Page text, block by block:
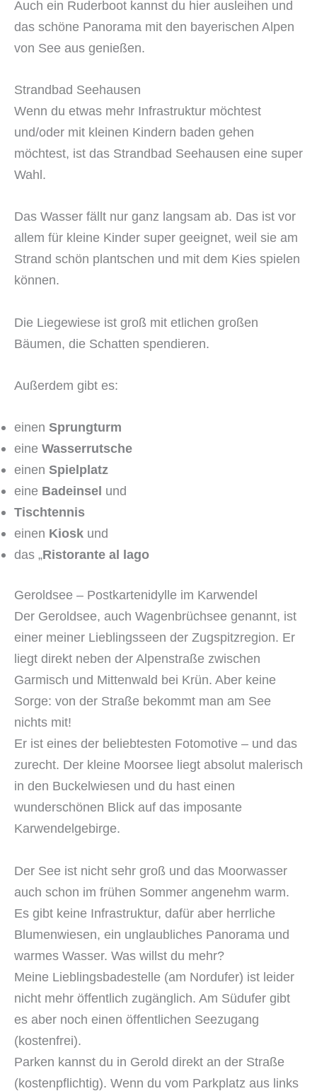
Auch ein Ruderboot kannst du hier ausleihen und
das schöne Panorama mit den bayerischen Alpen
von See aus genießen.
Strandbad Seehausen
Wenn du etwas mehr Infrastruktur möchtest
und/oder mit kleinen Kindern baden gehen
möchtest, ist das Strandbad Seehausen eine super
Wahl.
Das Wasser fällt nur ganz langsam ab. Das ist vor
allem für kleine Kinder super geeignet, weil sie am
Strand schön plantschen und mit dem Kies spielen
können.
Die Liegewiese ist groß mit etlichen großen
Bäumen, die Schatten spendieren.
Außerdem gibt es:
einen Sprungturm
eine Wasserrutsche
einen Spielplatz
eine Badeinsel und
Tischtennis
einen Kiosk und
das „Ristorante al lago
Geroldsee – Postkartenidylle im Karwendel
Der Geroldsee, auch Wagenbrüchsee genannt, ist
einer meiner Lieblingsseen der Zugspitzregion. Er
liegt direkt neben der Alpenstraße zwischen
Garmisch und Mittenwald bei Krün. Aber keine
Sorge: von der Straße bekommt man am See
nichts mit!
Er ist eines der beliebtesten Fotomotive – und das
zurecht. Der kleine Moorsee liegt absolut malerisch
in den Buckelwiesen und du hast einen
wunderschönen Blick auf das imposante
Karwendelgebirge.
Der See ist nicht sehr groß und das Moorwasser
auch schon im frühen Sommer angenehm warm.
Es gibt keine Infrastruktur, dafür aber herrliche
Blumenwiesen, ein unglaubliches Panorama und
warmes Wasser. Was willst du mehr?
Meine Lieblingsbadestelle (am Nordufer) ist leider
nicht mehr öffentlich zugänglich. Am Südufer gibt
es aber noch einen öffentlichen Seezugang
(kostenfrei).
Parken kannst du in Gerold direkt an der Straße
(kostenpflichtig). Wenn du vom Parkplatz aus links